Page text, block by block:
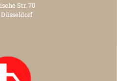
Str. 70
Düsseldorf